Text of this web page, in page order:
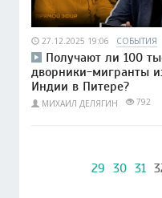
27.12.2025 19:06 СОБЫТИЯ
Получают ли 100
дворники-мигранты
Индии в Питере?
МИХАИЛ ДЕЛЯГИН 792
29 30 31